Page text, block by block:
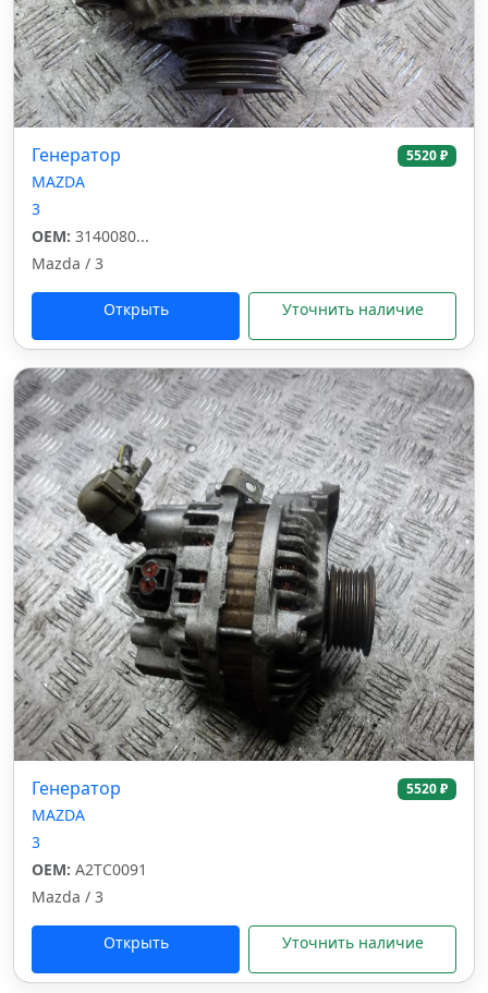
Генератор 5520 ₽
MAZDA
3
OEM: 3140080...
Mazda / 3
Открыть Уточнить наличие
Генератор 5520 ₽
MAZDA
3
OEM: A2TC0091
Mazda / 3
Открыть Уточнить наличие